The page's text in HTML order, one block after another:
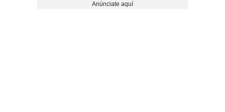
Anúnciate aquí